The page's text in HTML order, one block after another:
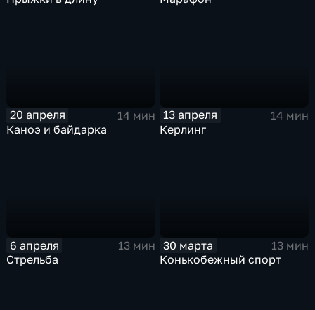
20 апреля
14 мин
Каноэ и байдарка
13 апреля
14 мин
Керлинг
6 апреля
13 мин
Стрельба
30 марта
13 мин
Конькобежный спорт